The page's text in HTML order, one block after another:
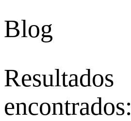
Blog
Resultados
encontrados: